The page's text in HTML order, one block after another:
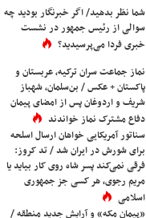
شما نظر بدهید/ اگر خبرنگار بودید چه
سوالی از رئیس جمهور در نشست
خبری فردا می‌پرسیدید؟
نماز جماعت سران ترکیه، عربستان و
پاکستان + عکس / بن‌سلمان، شهباز
شریف و اردوغان پس از امضای پیمان
دفاع مشترک نماز خواندند
سناتور آمریکایی خواهان ارسال اسلحه
برای شورش در ایران شد / تد کروز:
فرقی نمی‌کند پسر شاه روی کار بیاید یا
مریم رجوی، هر کسی جز جمهوری
اسلامی
«پیمان مکه» و آرایش جدید منطقه /